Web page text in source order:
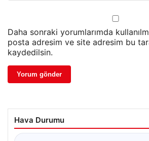
Daha sonraki yorumlarımda
posta adresim ve site adresim bu
kaydedilsin.
Hava Durumu